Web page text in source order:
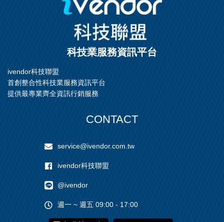
科技業服務資訊平台
ivendor科技聯盟
首創整合性科技業服務資訊平台
提供最專業齊全資訊行銷服務
CONTACT
service@ivendor.com.tw
ivendor科技聯盟
@ivendor
週一 ~ 週五 09:00 - 17:00